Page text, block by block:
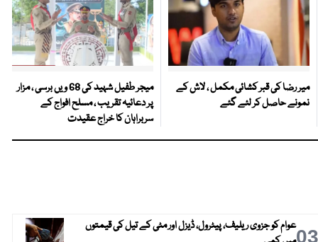
میر رضا کی قبر کشائی مکمل ، لاش کے
نمونے حاصل کر لئے گئے
میجر طفیل شہید کی 68 ویں برسی ، مزار
پر دعائیہ تقریب ، مسلح افواج کے
سربراہان کا خراج عقیدت
03عوام کو جزوی ریلیف، پیٹرول، ڈیزل اور مٹی کے تیل کی قیمتوں